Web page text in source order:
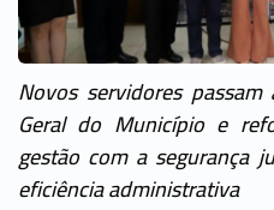
Novos servidores
Geral do Município e
gestão com a segurança
eficiência administrativa